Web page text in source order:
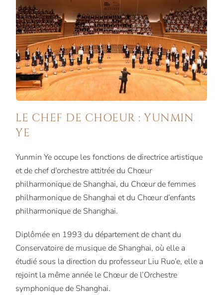
LE CHEF DE CHOEUR : YUNMIN
YE
Yunmin Ye occupe les fonctions de directrice artistique
et de chef d’orchestre attitrée du Chœur
philharmonique de Shanghai, du Chœur de femmes
philharmonique de Shanghai et du Chœur d’enfants
philharmonique de Shanghai.
Diplômée en 1993 du département de chant du
Conservatoire de musique de Shanghai, où elle a
étudié sous la direction du professeur Liu Ruo’e, elle a
rejoint la même année le Chœur de l’Orchestre
symphonique de Shanghai.